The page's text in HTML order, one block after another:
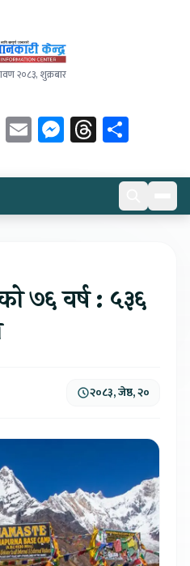
२०८३, शुक्रबार
WhatsApp
EmailMessenger
Threads
७६ वर्ष : ५३६
२०८३, जेष्ठ, २०